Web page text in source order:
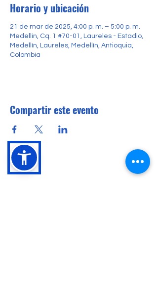
Horario y ubicación
21 de mar de 2025, 4:00 p. m. – 5:00 p. m.
Medellín, Cq. 1 #70-01, Laureles - Estadio,
Medellín, Laureles, Medellín, Antioquia,
Colombia
Compartir este evento